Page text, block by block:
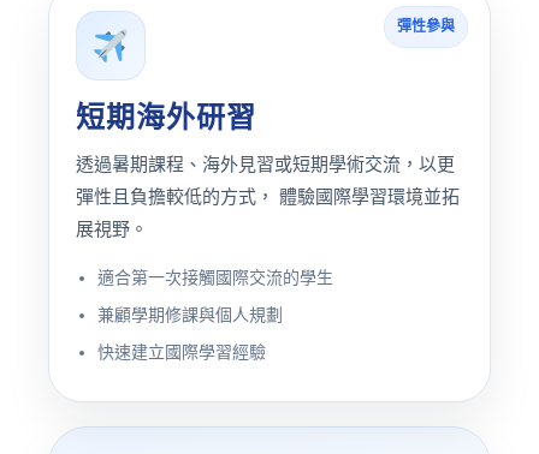
彈性參與
短期海外研習
透過暑期課程、海外見習或短期學術交流，以更
彈性且負擔較低的方式， 體驗國際學習環境並拓
展視野。
適合第一次接觸國際交流的學生
兼顧學期修課與個人規劃
快速建立國際學習經驗